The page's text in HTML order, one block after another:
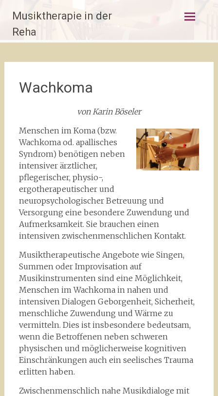
Inhalt
springen
Musiktherapie in der
Reha
Wachkoma
von Karin Böseler
Menschen im Koma (bzw.
Wachkoma od. apallisches
Syndrom) benötigen neben
intensiver ärztlicher,
pflegerischer, physio-,
ergotherapeutischer und
neuropsychologischer Betreuung und
Versorgung eine besondere Zuwendung und
Aufmerksamkeit. Sie brauchen einen
intensiven zwischenmenschlichen Kontakt.
Musiktherapeutische Angebote wie Singen,
Summen oder Improvisation auf
Musikinstrumenten sind eine Möglichkeit,
Menschen im Wachkoma in nahen und
intensiven Dialogen Geborgenheit, Sicherheit,
menschliche Zuwendung und Wärme zu
vermitteln. Dies ist insbesondere bedeutsam,
wenn die Betroffenen neben schweren
physischen und möglicherweise kognitiven
Einschränkungen auch ein seelisches Trauma
erlitten haben.
Zwischenmenschlich nahe Musikdialoge mit